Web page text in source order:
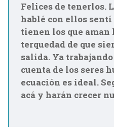
Felices de tenerlos.
hablé con ellos sentí
tienen los que aman
terquedad de que
salida. Ya
cuenta de los seres
ecuación es ideal.
acá y harán crecer